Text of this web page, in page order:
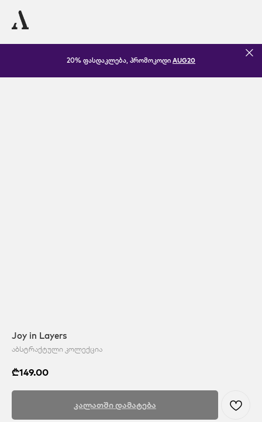
20% ფასდაკლება, პრომოკოდი AUG20
Joy in Layers
აბსტრაქტული კოლექცია
₾149.00
კალათში დამატება